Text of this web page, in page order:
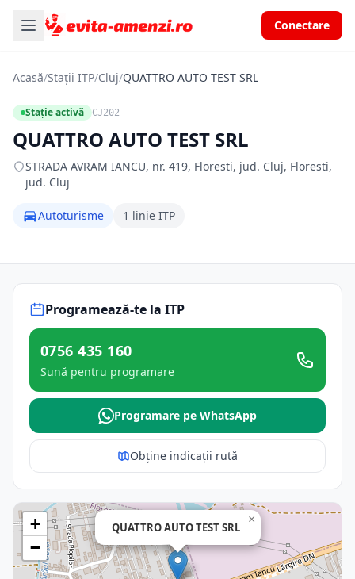
Conectare
Acasă/Stații ITP/Cluj/QUATTRO AUTO TEST SRL
Stație activă CJ202
QUATTRO AUTO TEST SRL
STRADA AVRAM IANCU, nr. 419, Floresti, jud. Cluj, Floresti,
jud. Cluj
Autoturisme 1 linie ITP
Programează-te la ITP
0756 435 160
Sună pentru programare
Programare pe WhatsApp
Obține indicații rută
QUATTRO AUTO TEST SRL
×
+
−